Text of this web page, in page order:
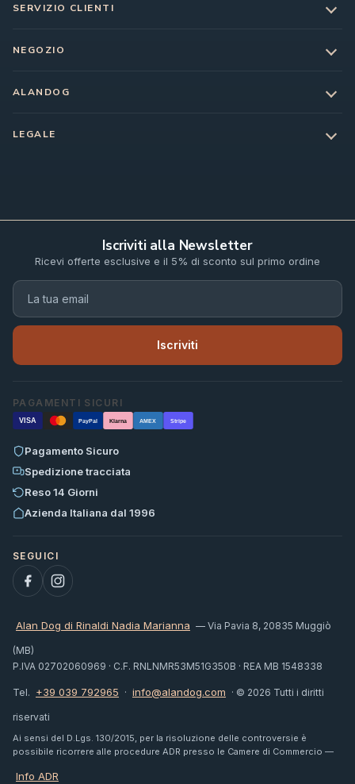
SERVIZIO CLIENTI
NEGOZIO
ALANDOG
LEGALE
Iscriviti alla Newsletter
Ricevi offerte esclusive e il 5% di sconto sul primo ordine
Iscriviti
PAGAMENTI SICURI
VISA PayPal Klarna AMEX Stripe
Pagamento Sicuro
Spedizione tracciata
Reso 14 Giorni
Azienda Italiana dal 1996
Alan Dog di Rinaldi Nadia Marianna — Via Pavia 8, 20835 Muggiò
(MB)
P.IVA 02702060969 · C.F. RNLNMR53M51G350B · REA MB 1548338
Tel. +39 039 792965 · info@alandog.com · © 2026 Tutti i diritti
riservati
Ai sensi del D.Lgs. 130/2015, per la risoluzione delle controversie è
possibile ricorrere alle procedure ADR presso le Camere di Commercio —
Info ADR